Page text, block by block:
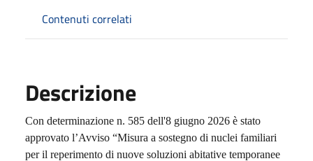
Contenuti correlati
Descrizione
Con determinazione n. 585 dell'8 giugno 2026 è stato
approvato l’Avviso “Misura a sostegno di nuclei familiari
per il reperimento di nuove soluzioni abitative temporanee